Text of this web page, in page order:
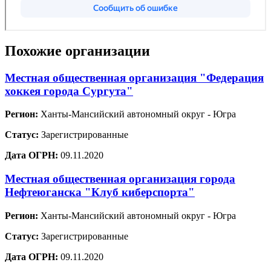
Похожие организации
Местная общественная организация "Федерация
хоккея города Сургута"
Регион: Ханты-Мансийский автономный округ - Югра
Статус: Зарегистрированные
Дата ОГРН: 09.11.2020
Местная общественная организация города
Нефтеюганска "Клуб киберспорта"
Регион: Ханты-Мансийский автономный округ - Югра
Статус: Зарегистрированные
Дата ОГРН: 09.11.2020